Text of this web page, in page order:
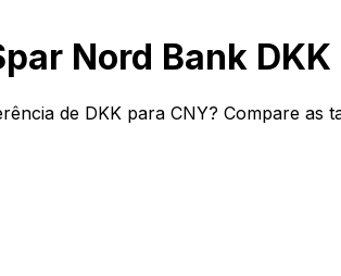
Nord Bank DKK
de DKK para CNY? Compare